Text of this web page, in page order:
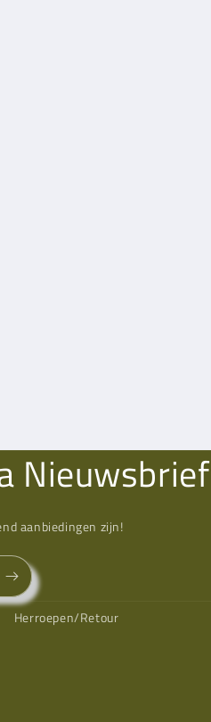
Nieuwsbrief
aanbiedingen zijn!
Herroepen/Retour